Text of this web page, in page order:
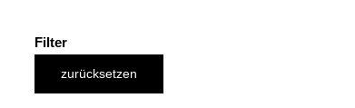
Filter
zurücksetzen